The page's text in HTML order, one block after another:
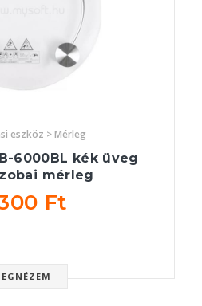
eszköz > Mérleg
6000BL kék üveg
mérleg
Ft